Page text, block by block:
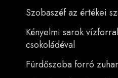
Szobaszéf az értékei
Kényelmi sarok
csokoládéval
Fürdőszoba forró